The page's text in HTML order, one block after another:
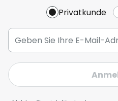
Privatkunde